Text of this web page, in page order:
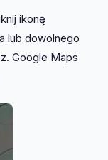
ikonę
lub dowolnego
Google Maps